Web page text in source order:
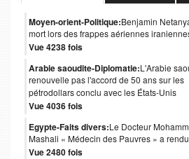
Moyen-orient-Politique:Benjamin
mort lors des frappes aériennes
Vue 4238 fois
Arabie saoudite-Diplomatie:L'Arabie
renouvelle pas l'accord de 50 ans sur les
pétrodollars conclu avec les États-Unis
Vue 4036 fois
Egypte-Faits divers:Le Docteur
Mashali « Médecin des Pauvres » a rendu
Vue 2480 fois